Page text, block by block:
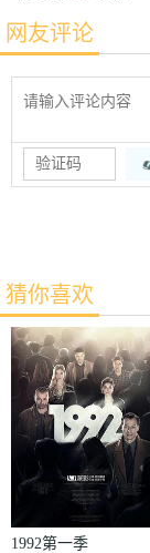
网友评论
猜你喜欢
1992第一季